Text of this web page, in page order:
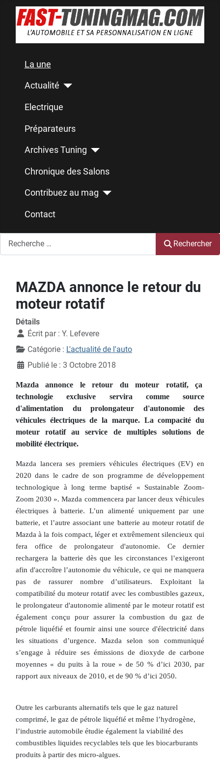
La une
Actualité
Electrique
Préparateurs
Archives Tuning
Chronique des Salons
Contribuez au mag
Contact
Rechercher
MAZDA annonce le retour du
moteur rotatif
Détails
Écrit par : Y. Lefevere
Catégorie : L'actualité de l'auto
Publié le : 3 Octobre 2018
Mazda annonce le retour du moteur rotatif, ça
technologie exclusive servira comme source
d'alimentation du prolongateur d'autonomie des
véhicules électriques de la marque. La compacité du
moteur rotatif au service de multiples solutions de
mobilité électrique.
Mazda lancera ses premiers véhicules électriques (EV) en
2020 dans le cadre de son programme de développement
technologique à long terme baptisé « Sustainable Zoom-
Zoom 2030 ». Mazda commencera par lancer deux véhicules
électriques à batterie. L’un alimenté uniquement par une
batterie, et l’autre associant une batterie au moteur rotatif de
Mazda à la fois compact, léger et extrêmement silencieux qui
fera office de prolongateur d'autonomie. Ce dernier
rechargera la batterie dès que les circonstances l’exigeront
afin d'accroître l’autonomie du véhicule, ce qui ne manquera
pas de rassurer nombre d’utilisateurs. Exploitant la
compatibilité du moteur rotatif avec les combustibles gazeux,
le prolongateur d'autonomie alimenté par le moteur rotatif est
également conçu pour assurer la combustion du gaz de
pétrole liquéfié et fournir ainsi une source d'électricité dans
les situations d’urgence. Mazda selon son communiqué
s’engage à réduire ses émissions de dioxyde de carbone
moyennes « du puits à la roue » de 50 % d’ici 2030, par
rapport aux niveaux de 2010, et de 90 % d’ici 2050.
Outre les carburants alternatifs tels que le gaz naturel
comprimé, le gaz de pétrole liquéfié et même l’hydrogène,
l’industrie automobile étudie également la viabilité des
combustibles liquides recyclables tels que les biocarburants
produits à partir des micro-algues.